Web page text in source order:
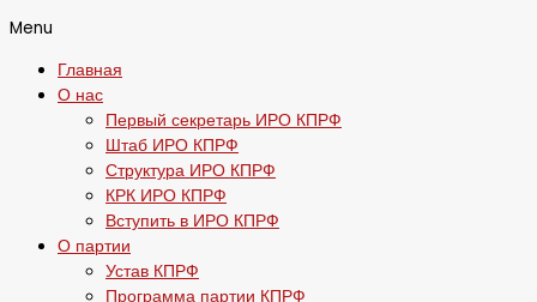
Menu
Главная
О нас
Первый секретарь ИРО КПРФ
Штаб ИРО КПРФ
Структура ИРО КПРФ
КРК ИРО КПРФ
Вступить в ИРО КПРФ
О партии
Устав КПРФ
Программа партии КПРФ